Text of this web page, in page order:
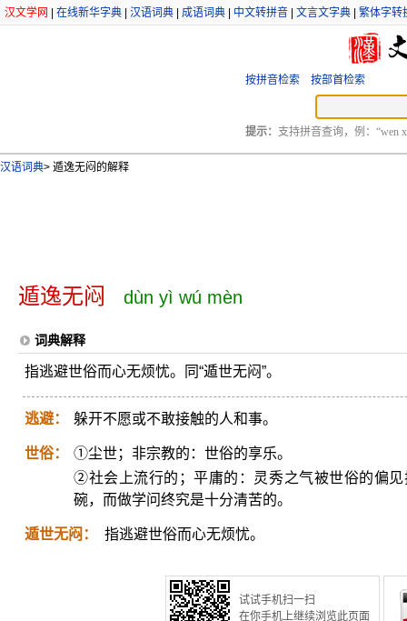
汉文学网 在线新华字典 汉语词典 成语词典 中文转拼音 文言文字典 繁体字转
按拼音检索 按部首检索
提示： 支持拼音查询，例：“wen
汉语词典> 遁逸无闷的解释
遁逸无闷 dùn yì wú mèn
词典解释
指逃避世俗而心无烦忧。同“遁世无闷”。
逃避： 躲开不愿或不敢接触的人和事。
世俗：
①尘世；非宗教的：世俗的享乐。
②社会上流行的；平庸的：灵秀之气被世俗的偏
碗，而做学问终究是十分清苦的。
遁世无闷： 指逃避世俗而心无烦忧。
试试手机扫一扫
在你手机上继续浏览此页面